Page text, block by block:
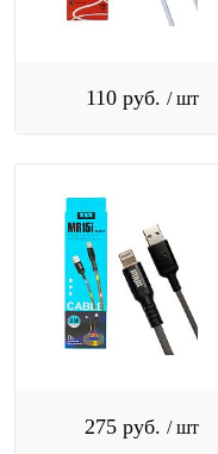
110 руб. / шт
275 руб. / шт